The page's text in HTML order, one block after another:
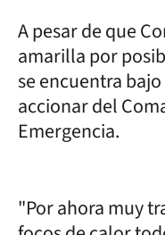
A pesar de que
amarilla por
se encuentra
accionar del
Emergencia.
"Por ahora muy